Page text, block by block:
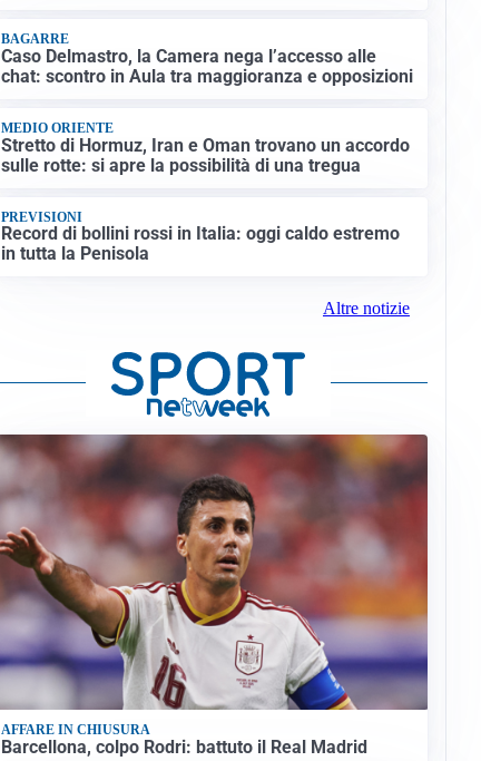
BAGARRE
Caso Delmastro, la Camera nega l’accesso alle
chat: scontro in Aula tra maggioranza e opposizioni
MEDIO ORIENTE
Stretto di Hormuz, Iran e Oman trovano un accordo
sulle rotte: si apre la possibilità di una tregua
PREVISIONI
Record di bollini rossi in Italia: oggi caldo estremo
in tutta la Penisola
Altre notizie
AFFARE IN CHIUSURA
Barcellona, colpo Rodri: battuto il Real Madrid